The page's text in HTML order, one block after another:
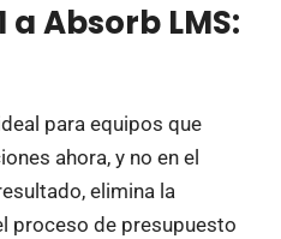
Absorb LMS:
para equipos que
ahora, y no en el
elimina la
proceso de presupuesto